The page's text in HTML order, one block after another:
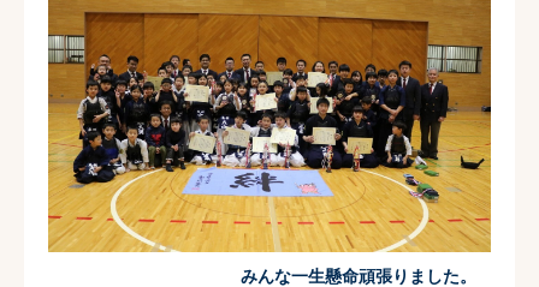
みんな一生懸命頑張りました。